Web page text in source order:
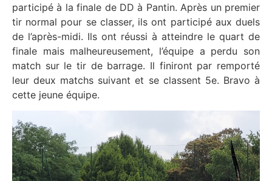
participé à la finale de DD à Pantin. Après un premier
tir normal pour se classer, ils ont participé aux duels
de l’après-midi. Ils ont réussi à atteindre le quart de
finale mais malheureusement, l’équipe a perdu son
match sur le tir de barrage. Il finiront par remporté
leur deux matchs suivant et se classent 5e. Bravo à
cette jeune équipe.